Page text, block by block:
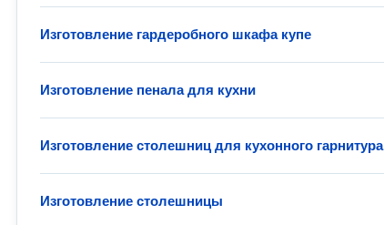
Изготовление гардеробного шкафа купе
Изготовление пенала для кухни
Изготовление столешниц для кухонного гарнитура
Изготовление столешницы